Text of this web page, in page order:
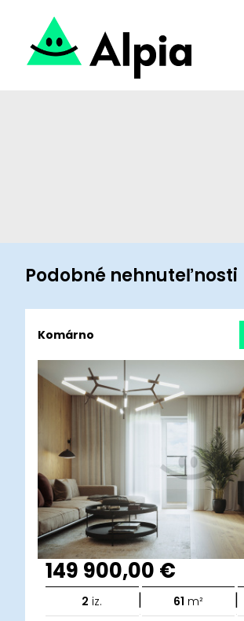
Podobné nehnuteľnosti
Komárno
149 900,00 €
2 iz. | 61 m² |